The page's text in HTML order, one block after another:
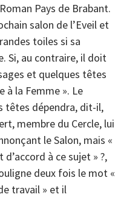
Pays de Brabant.
salon de l’Eveil et
toiles si sa
Si, au contraire, il doit
et quelques têtes
à la Femme ». Le
têtes dépendra, dit-il,
membre du Cercle, lui
le Salon, mais «
à ce sujet » ?,
deux fois le mot «
travail » et il